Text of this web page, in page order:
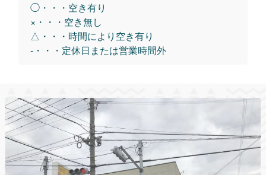
◯・・・空き有り
×・・・空き無し
△・・・時間により空き有り
-・・・定休日または営業時間外